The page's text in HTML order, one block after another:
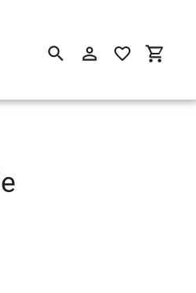
SuchenEinloggen